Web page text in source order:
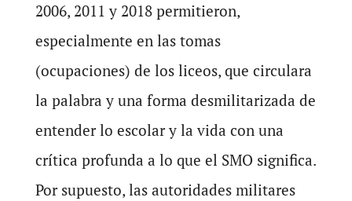
2006, 2011 y 2018 permitieron,
especialmente en las tomas
(ocupaciones) de los liceos, que circulara
la palabra y una forma desmilitarizada de
entender lo escolar y la vida con una
crítica profunda a lo que el SMO significa.
Por supuesto, las autoridades militares